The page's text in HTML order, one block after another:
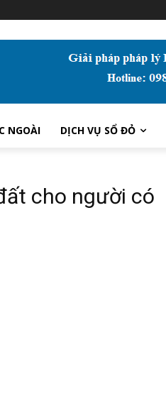
NGOÀI DỊCH VỤ SỔ ĐỎ
cho người có